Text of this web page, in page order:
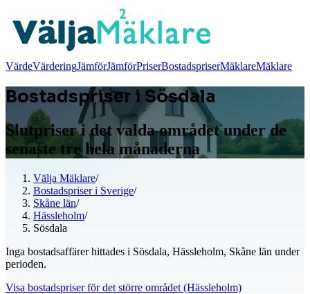
VärdeVärderingJämförJämförPriserBostadspriserMäklareMäklare
Bostadspriser i Sösdala
Slutpriser i det valda området under de
senaste tre hela månaderna
Välja Mäklare/
Bostadspriser i Sverige/
Skåne län/
Hässleholm/
Sösdala
Inga bostadsaffärer hittades i Sösdala, Hässleholm, Skåne län under
perioden.
Visa bostadspriser för det större området (Hässleholm)